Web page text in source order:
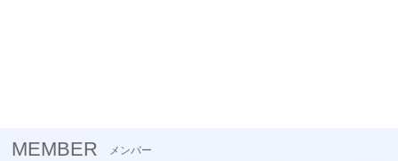
MEMBER メンバー